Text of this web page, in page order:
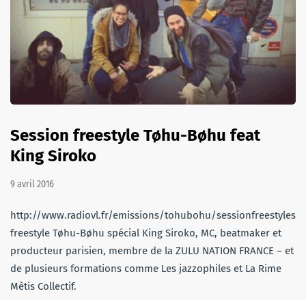
Session freestyle Tøhu-Bøhu feat
King Siroko
9 avril 2016
http://www.radiovl.fr/emissions/tohubohu/
freestyle Tøhu-Bøhu spécial King Siroko, MC, beatmaker et
producteur parisien, membre de la ZULU NATION FRANCE – et
de plusieurs formations comme Les jazzophiles et La Rime
Mètis Collectif.